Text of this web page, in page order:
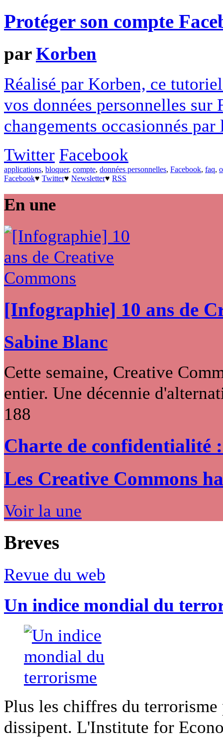
Protéger son compte
parKorben
Réalisé par Korben, ce
vos données personnelles sur
changements occasionnés
Twitter Facebook
applications, bloquer, compte, données personnelles, Facebook, faq,
Facebook♥ Twitter♥ Newsletter♥ RSS
En une
[Infographie] 10 ans de
Sabine Blanc
Cette semaine, Creative
entier. Une décennie
188
Charte de confidentialité
Les Creative Commons
Voir la une
Breves
Revue du web
Un indice mondial du
Plus les chiffres du
dissipent. L'Institute for